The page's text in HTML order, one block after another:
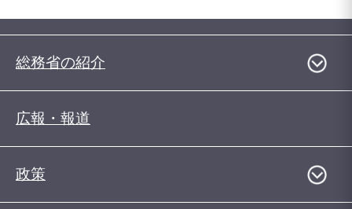
総務省の紹介
広報・報道
政策